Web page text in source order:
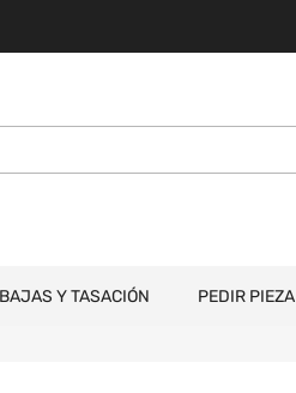
BAJAS Y TASACIÓN PEDIR PIEZA